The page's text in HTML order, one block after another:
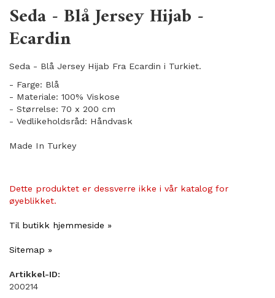
Seda - Blå Jersey Hijab -
Ecardin
Seda - Blå Jersey Hijab Fra Ecardin i Turkiet.
- Farge: Blå
- Materiale: 100% Viskose
- Størrelse: 70 x 200 cm
- Vedlikeholdsråd: Håndvask
Made In Turkey
Dette produktet er dessverre ikke i vår katalog for
øyeblikket.
Til butikk hjemmeside »
Sitemap »
Artikkel-ID:
200214